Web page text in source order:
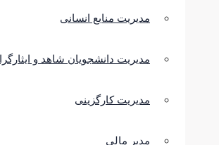
مدیریت منابع انسانی
مدیریت دانشجویان شاهد و ایثارگران
مدیریت کارگزینی
مدیر مالی